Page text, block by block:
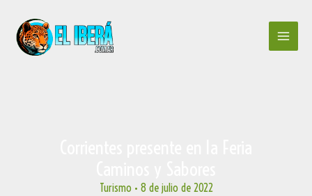
contenido
Turismo• 8 de julio de 2022